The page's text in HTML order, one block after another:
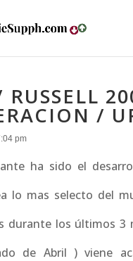
RUSSELL
/
pm
ha sido el
lo mas selecto del
durante los últimos 3
de Abril ) viene